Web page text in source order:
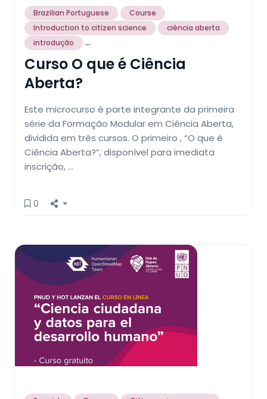
Brazilian Portuguese
Course
Introduction to citizen science
ciência aberta
introdução
...
Curso O que é Ciência
Aberta?
Este microcurso é parte integrante da primeira
série da Formação Modular em Ciência Aberta,
dividida em três cursos. O primeiro , “O que é
Ciência Aberta?”, disponível para imediata
inscrição, …
0